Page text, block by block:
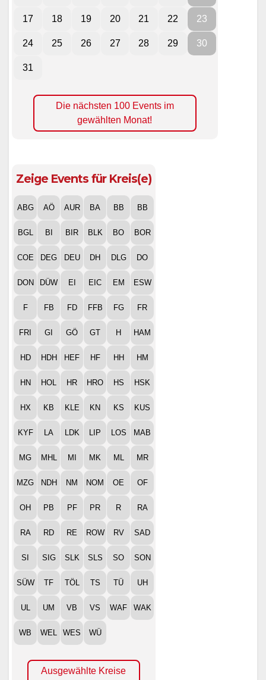
17 18 19 20 21 22 23
24 25 26 27 28 29 30
31
Die nächsten 100 Events im
gewählten Monat!
Zeige Events für Kreis(e)
ABG AÖ AUR BA BB BB
BGL BI BIR BLK BO BOR
COE DEG DEU DH DLG DO
DON DÜW EI EIC EM ESW
F FB FD FFB FG FR
FRI GI GÖ GT H HAM
HD HDH HEF HF HH HM
HN HOL HR HRO HS HSK
HX KB KLE KN KS KUS
KYF LA LDK LIP LOS MAB
MG MHL MI MK ML MR
MZG NDH NM NOM OE OF
OH PB PF PR R RA
RA RD RE ROW RV SAD
SI SIG SLK SLS SO SON
SÜW TF TÖL TS TÜ UH
UL UM VB VS WAF WAK
WB WEL WES WÜ
Ausgewählte Kreise